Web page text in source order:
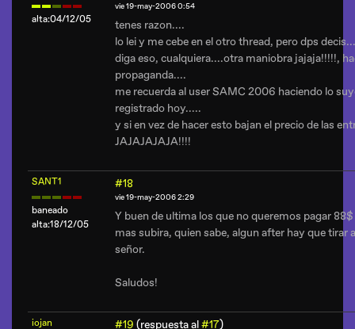
alta:04/12/05
vie 19-may-2006 0:54
tenes razon....
lo lei y me cebe en el otro thread, pero dps
diga eso, cualquiera....otra maniobra jajaja!!!!!,
propaganda....
me recuerda al user SAMC 2006 haciendo lo
registrado hoy.....
y si en vez de hacer esto bajan el precio de las
JAJAJAJAJA!!!!
SANT1
baneado
alta:18/12/05
#18
vie 19-may-2006 2:29
Y buen de ultima los que no queremos pagar
mas subira, quien sabe, algun after hay que tirar
señor.
Saludos!
iojan #19 (respuesta al#17)